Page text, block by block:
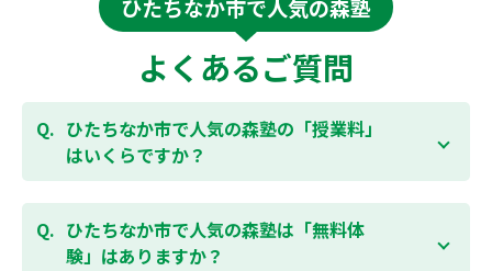
ひたちなか市で人気の森塾
よくあるご質問
ひたちなか市で人気の森塾の「授業料」
はいくらですか？
お子様の学年やご状況、校舎によって変わります。森
塾の授業料はこちらのページよりお問合わせくださ
い。自動返信メールで【すぐ】にご確認いただけま
ひたちなか市で人気の森塾は「無料体
験」はありますか？